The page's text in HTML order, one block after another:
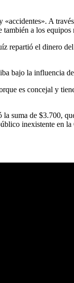
A
a los equipos
repartió el dinero del
bajo la influencia
es concejal y
la suma de $3.700,
inexistente en